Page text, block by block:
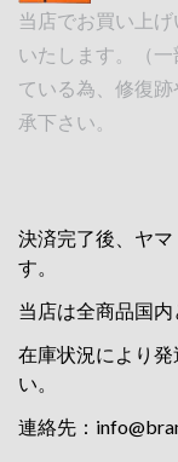
当店でお買い上
いたします。（
ている為、修復
承下さい。
決済完了後、ヤ
す。
当店は全商品国
在庫状況により
い。
連絡先：